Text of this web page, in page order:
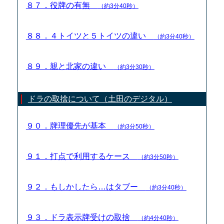
８７．役牌の有無 （約3分40秒）
８８．４トイツと５トイツの違い （約3分40秒）
８９．親と北家の違い （約3分30秒）
ドラの取捨について（土田のデジタル）
９０．牌理優先が基本 （約3分50秒）
９１．打点で利用するケース （約3分50秒）
９２．もしかしたら…はタブー （約3分40秒）
９３．ドラ表示牌受けの取捨 （約4分40秒）